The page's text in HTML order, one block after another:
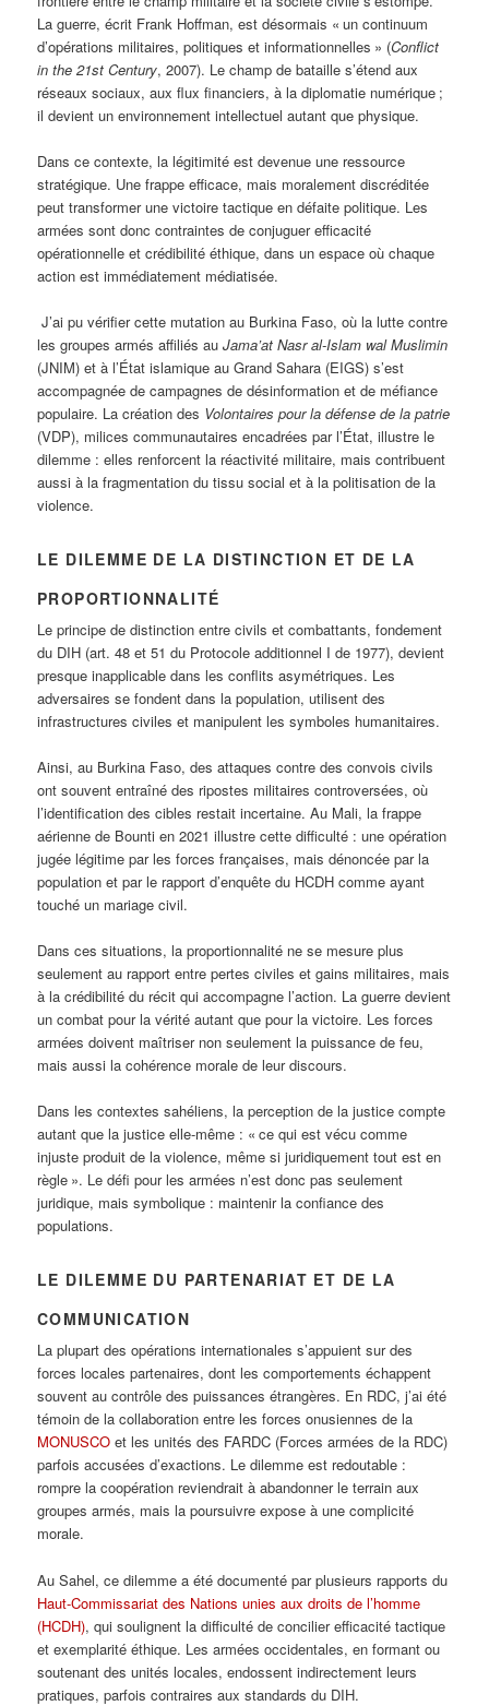
La guerre, écrit Frank Hoffman, est désormais « un continuum
d’opérations militaires, politiques et informationnelles » (Conflict
in the 21st Century, 2007). Le champ de bataille s’étend aux
réseaux sociaux, aux flux financiers, à la diplomatie numérique ;
il devient un environnement intellectuel autant que physique.
Dans ce contexte, la légitimité est devenue une ressource
stratégique. Une frappe efficace, mais moralement discréditée
peut transformer une victoire tactique en défaite politique. Les
armées sont donc contraintes de conjuguer efficacité
opérationnelle et crédibilité éthique, dans un espace où chaque
action est immédiatement médiatisée.
J’ai pu vérifier cette mutation au Burkina Faso, où la lutte contre
les groupes armés affiliés auJama’at Nasr al-Islam wal Muslimin
(JNIM) et à l’État islamique au Grand Sahara (EIGS) s’est
accompagnée de campagnes de désinformation et de méfiance
populaire. La création des Volontaires pour la défense de la patrie
(VDP), milices communautaires encadrées par l’État, illustre le
dilemme : elles renforcent la réactivité militaire, mais contribuent
aussi à la fragmentation du tissu social et à la politisation de la
violence.
LE DILEMME DE LA DISTINCTION ET DE LA
PROPORTIONNALITÉ
Le principe de distinction entre civils et combattants, fondement
du DIH (art. 48 et 51 du Protocole additionnel I de 1977), devient
presque inapplicable dans les conflits asymétriques. Les
adversaires se fondent dans la population, utilisent des
infrastructures civiles et manipulent les symboles humanitaires.
Ainsi, au Burkina Faso, des attaques contre des convois civils
ont souvent entraîné des ripostes militaires controversées, où
l’identification des cibles restait incertaine. Au Mali, la frappe
aérienne de Bounti en 2021 illustre cette difficulté : une opération
jugée légitime par les forces françaises, mais dénoncée par la
population et par le rapport d’enquête du HCDH comme ayant
touché un mariage civil.
Dans ces situations, la proportionnalité ne se mesure plus
seulement au rapport entre pertes civiles et gains militaires, mais
à la crédibilité du récit qui accompagne l’action. La guerre devient
un combat pour la vérité autant que pour la victoire. Les forces
armées doivent maîtriser non seulement la puissance de feu,
mais aussi la cohérence morale de leur discours.
Dans les contextes sahéliens, la perception de la justice compte
autant que la justice elle-même : « ce qui est vécu comme
injuste produit de la violence, même si juridiquement tout est en
règle ». Le défi pour les armées n’est donc pas seulement
juridique, mais symbolique : maintenir la confiance des
populations.
LE DILEMME DU PARTENARIAT ET DE LA
COMMUNICATION
La plupart des opérations internationales s’appuient sur des
forces locales partenaires, dont les comportements échappent
souvent au contrôle des puissances étrangères. En RDC, j’ai été
témoin de la collaboration entre les forces onusiennes de la
MONUSCO et les unités des FARDC (Forces armées de la RDC)
parfois accusées d’exactions. Le dilemme est redoutable :
rompre la coopération reviendrait à abandonner le terrain aux
groupes armés, mais la poursuivre expose à une complicité
morale.
Au Sahel, ce dilemme a été documenté par plusieurs rapports du
Haut-Commissariat des Nations unies aux droits de l’homme
(HCDH), qui soulignent la difficulté de concilier efficacité tactique
et exemplarité éthique. Les armées occidentales, en formant ou
soutenant des unités locales, endossent indirectement leurs
pratiques, parfois contraires aux standards du DIH.